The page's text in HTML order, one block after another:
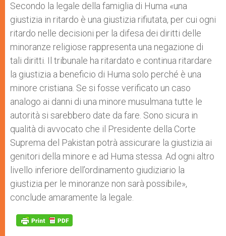
Secondo la legale della famiglia di Huma «una
giustizia in ritardo è una giustizia rifiutata, per cui ogni
ritardo nelle decisioni per la difesa dei diritti delle
minoranze religiose rappresenta una negazione di
tali diritti. Il tribunale ha ritardato e continua ritardare
la giustizia a beneficio di Huma solo perché è una
minore cristiana. Se si fosse verificato un caso
analogo ai danni di una minore musulmana tutte le
autorità si sarebbero date da fare. Sono sicura in
qualità di avvocato che il Presidente della Corte
Suprema del Pakistan potrà assicurare la giustizia ai
genitori della minore e ad Huma stessa. Ad ogni altro
livello inferiore dell’ordinamento giudiziario la
giustizia per le minoranze non sarà possibile»,
conclude amaramente la legale.